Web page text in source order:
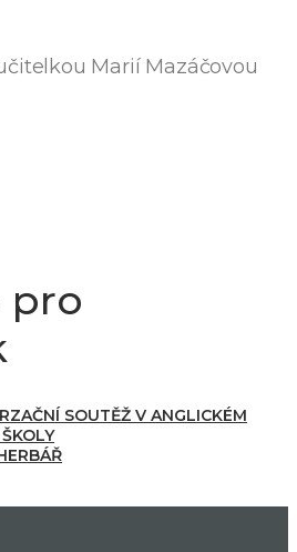
Marií Mazáčovou
pro
SOUTĚŽ V ANGLICKÉM